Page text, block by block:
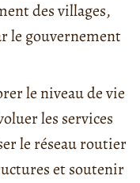
des villages,
le gouvernement
le niveau de vie
les services
le réseau routier
et soutenir